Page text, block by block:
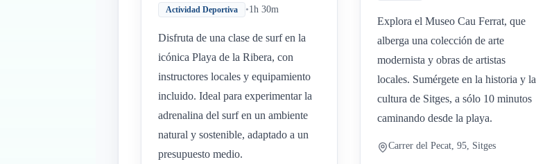
Actividad Deportiva •1h 30m
Disfruta de una clase de surf en la
icónica Playa de la Ribera, con
instructores locales y equipamiento
incluido. Ideal para experimentar la
adrenalina del surf en un ambiente
natural y sostenible, adaptado a un
presupuesto medio.
Explora el Museo Cau Ferrat, que
alberga una colección de arte
modernista y obras de artistas
locales. Sumérgete en la historia y la
cultura de Sitges, a sólo 10 minutos
caminando desde la playa.
Carrer del Pecat, 95, Sitges